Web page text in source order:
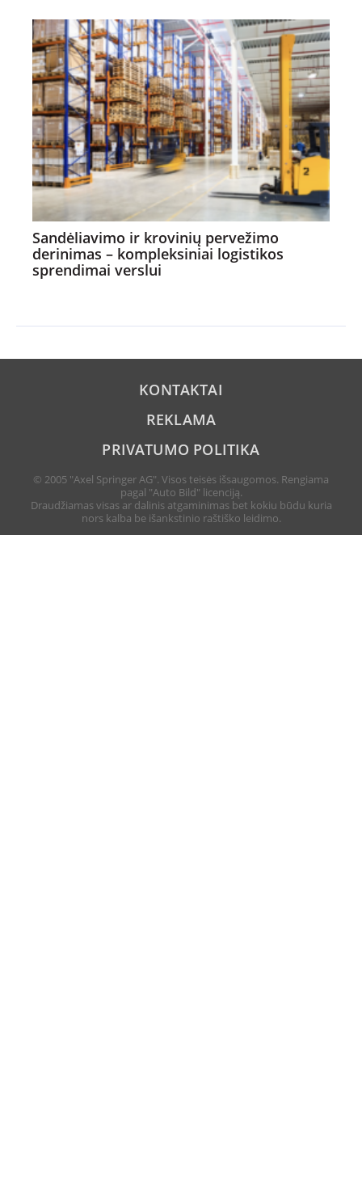
Sandėliavimo ir krovinių pervežimo
derinimas – kompleksiniai logistikos
sprendimai verslui
KONTAKTAI
REKLAMA
PRIVATUMO POLITIKA
© 2005 "Axel Springer AG". Visos teisės išsaugomos. Rengiama
pagal "Auto Bild" licenciją.
Draudžiamas visas ar dalinis atgaminimas bet kokiu būdu kuria
nors kalba be išankstinio raštiško leidimo.